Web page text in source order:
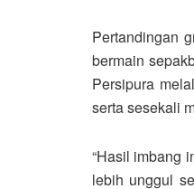
Pertandingan
bermain
Persipura
serta sesekali
“Hasil imbang
lebih unggul